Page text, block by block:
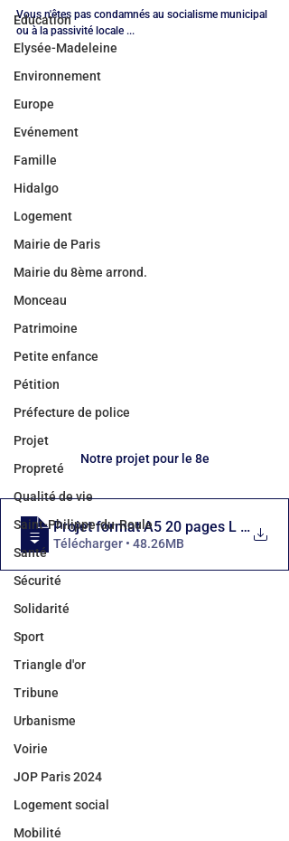
Education
Elysée-Madeleine
Environnement
Europe
Evénement
Famille
Hidalgo
Logement
Mairie de Paris
Mairie du 8ème arrond.
Monceau
Patrimoine
Petite enfance
Pétition
Préfecture de police
Projet
Propreté
Qualité de vie
Saint-Philippe-du-Roule
Santé
Sécurité
Solidarité
Sport
Triangle d'or
Tribune
Urbanisme
Voirie
JOP Paris 2024
Logement social
Mobilité
Vous n'êtes pas condamnés au socialisme municipal
ou à la passivité locale ...
Notre projet pour le 8e
Projet format A5 20 pages L 148 mm
Télécharger • 48.26MB